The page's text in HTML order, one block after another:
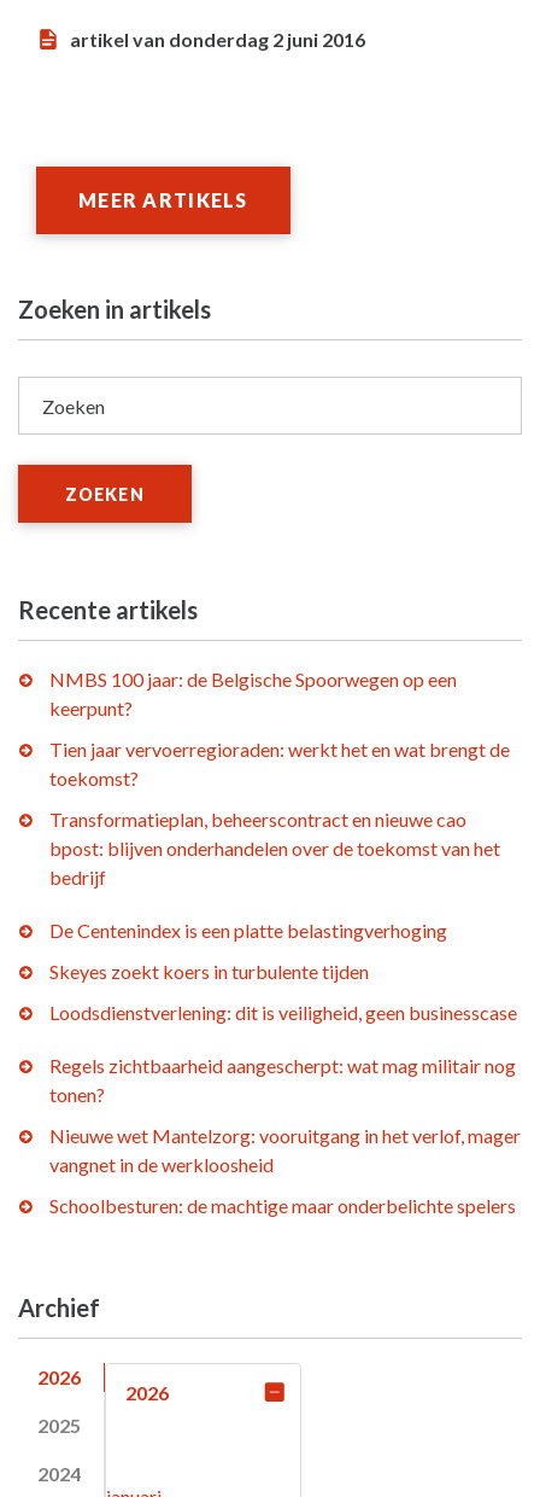
artikel van donderdag 2 juni 2016
MEER ARTIKELS
Zoeken in artikels
Zoeken
ZOEKEN
Recente artikels
NMBS 100 jaar: de Belgische Spoorwegen op een
keerpunt?
Tien jaar vervoerregioraden: werkt het en wat brengt de
toekomst?
Transformatieplan, beheerscontract en nieuwe cao
bpost: blijven onderhandelen over de toekomst van het
bedrijf
De Centenindex is een platte belastingverhoging
Skeyes zoekt koers in turbulente tijden
Loodsdienstverlening: dit is veiligheid, geen businesscase
Regels zichtbaarheid aangescherpt: wat mag militair nog
tonen?
Nieuwe wet Mantelzorg: vooruitgang in het verlof, mager
vangnet in de werkloosheid
Schoolbesturen: de machtige maar onderbelichte spelers
Archief
2026
2025
2024
2026